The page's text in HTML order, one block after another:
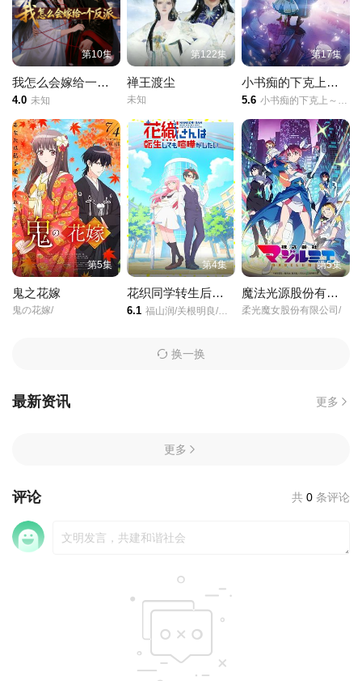
第25集 第26集 第27集
第28集 第29集 第30集
第31集 第32集 第33集
第34集 第35集 第36集
第37集 第38集 第39集
第40集 第41集 第42集
第43集 第44集 第45集
第47集
第49集
第65集
第70集
第10集
我怎么会嫁给一个反派
4.0 未知
第122集
禅王渡尘
未知
第17集
小书痴的下克上领主的养女
5.6 小书痴的下克上～为了成为图书管理员而不择手段～/第四季/本好きの下剋上～司書になるためには手段を選んでいられません～/
第5集
鬼之花嫁
鬼の花嫁/
第4集
花织同学转生后还是想干架
6.1 福山润/关根明良/星希成奏/上田瞳/德井青空/稗田宁宁/高桥李依/五十岚裕美/伊藤彩沙/日笠阳子/内田真礼/
第5集
魔法光源股份有限公司第二季
柔光魔女股份有限公司/
换一换
最新资讯 更多
更多
评论 共 0 条评论